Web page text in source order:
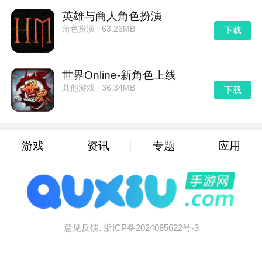
功能独立地替换了他身体的多个部位。
- Bronislaw
锁在一个巨大的外骨骼中。它移动缓慢，但
是用大量装甲弥补了这一点。
英雄与商人角色扮演
角色扮演 63.26MB 下载
世界Online-新角色上线
其他游戏| 36.34MB 下载
游戏 资讯 专题 应用
意见反馈. 浙ICP备2024085622号-3